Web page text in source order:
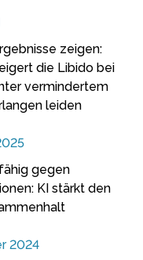
zeigen:
die Libido bei
vermindertem
leiden
gegen
KI stärkt den
2024